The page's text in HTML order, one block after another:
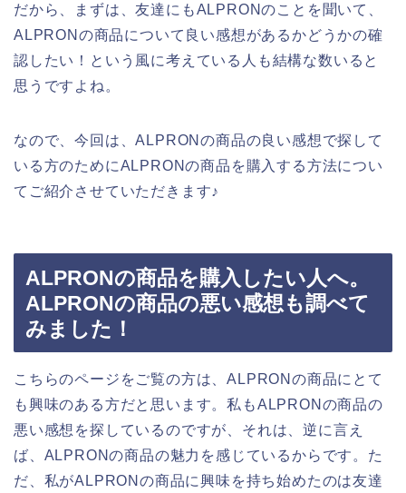
だから、まずは、友達にもALPRONのことを聞いて、
ALPRONの商品について良い感想があるかどうかの確
認したい！という風に考えている人も結構な数いると
思うですよね。
なので、今回は、ALPRONの商品の良い感想で探して
いる方のためにALPRONの商品を購入する方法につい
てご紹介させていただきます♪
ALPRONの商品を購入したい人へ。
ALPRONの商品の悪い感想も調べて
みました！
こちらのページをご覧の方は、ALPRONの商品にとて
も興味のある方だと思います。私もALPRONの商品の
悪い感想を探しているのですが、それは、逆に言え
ば、ALPRONの商品の魅力を感じているからです。た
だ、私がALPRONの商品に興味を持ち始めたのは友達